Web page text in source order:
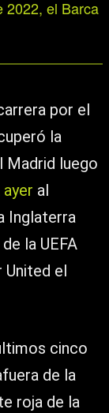
2022, el Barca
por el
la
Madrid luego
ayer al
Inglaterra
la UEFA
United el
cinco
de la
roja de la